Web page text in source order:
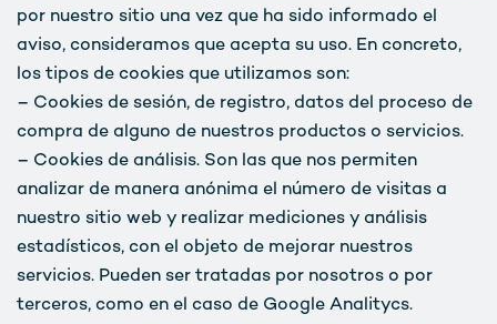
por nuestro sitio una vez que ha sido informado el
aviso, consideramos que acepta su uso. En concreto,
los tipos de cookies que utilizamos son:
– Cookies de sesión, de registro, datos del proceso de
compra de alguno de nuestros productos o servicios.
– Cookies de análisis. Son las que nos permiten
analizar de manera anónima el número de visitas a
nuestro sitio web y realizar mediciones y análisis
estadísticos, con el objeto de mejorar nuestros
servicios. Pueden ser tratadas por nosotros o por
terceros, como en el caso de Google Analitycs.